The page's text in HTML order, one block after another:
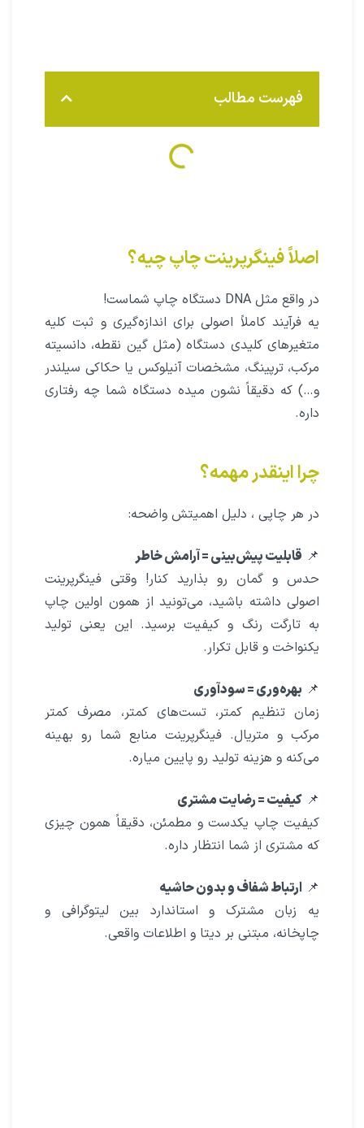
فهرست مطالب
اصلاً فینگرپرینت چاپ چیه؟
در واقع مثل DNA دستگاه چاپ شماست!
یه فرآیند کاملاً اصولی برای اندازه‌گیری و ثبت کلیه
متغیرهای کلیدی دستگاه (مثل گین نقطه، دانسیته
مرکب، ترپینگ، مشخصات آنیلوکس یا حکاکی سیلندر
و…) که دقیقاً نشون میده دستگاه شما چه رفتاری
داره.
چرا اینقدر مهمه؟
در هر چاپی ، دلیل اهمیتش واضحه:
📌 قابلیت پیش‌بینی = آرامش خاطر
حدس و گمان رو بذارید کنار! وقتی فینگرپرینت
اصولی داشته باشید، می‌تونید از همون اولین چاپ
به تارگت رنگ و کیفیت برسید. این یعنی تولید
یکنواخت و قابل تکرار.
📌 بهره‌وری = سودآوری
زمان تنظیم کمتر، تست‌های کمتر، مصرف کمتر
مرکب و متریال. فینگرپرینت منابع شما رو بهینه
می‌کنه و هزینه تولید رو پایین میاره.
📌 کیفیت = رضایت مشتری
کیفیت چاپ یکدست و مطمئن، دقیقاً همون چیزی
که مشتری از شما انتظار داره.
📌 ارتباط شفاف و بدون حاشیه
یه زبان مشترک و استاندارد بین لیتوگرافی و
چاپخانه، مبتنی بر دیتا و اطلاعات واقعی.